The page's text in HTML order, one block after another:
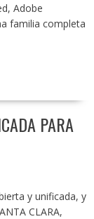
Adobe
familia completa
PARA
y unificada, y
CLARA,